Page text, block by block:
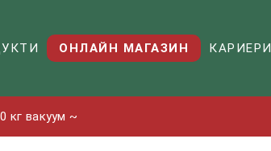
ОНЛАЙН МАГАЗИН КАРИЕРИ
кг вакуум ~